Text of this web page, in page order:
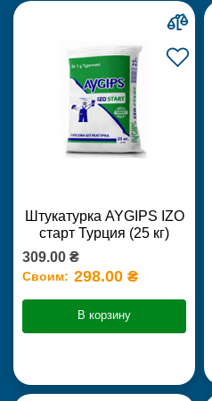
Штукатурка AYGIPS IZO
старт Турция (25 кг)
309.00 ₴
Своим: 298.00 ₴
В корзину